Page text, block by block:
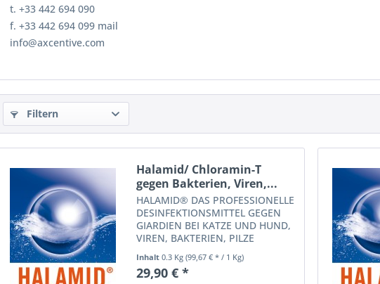
t. +33 442 694 090
f. +33 442 694 099 mail
info@axcentive.com
Filtern
Halamid/ Chloramin-T
gegen Bakterien, Viren,...
HALAMID® DAS PROFESSIONELLE
DESINFEKTIONSMITTEL GEGEN
GIARDIEN BEI KATZE UND HUND,
VIREN, BAKTERIEN, PILZE
UND EINZELLIGE EKTOPARASITEN IM KOITEICH
Halamid® ist gegen alle
bekannten, gefährlichen
Inhalt0.3 Kg(99,67 € * / 1 Kg)
29,90 € *